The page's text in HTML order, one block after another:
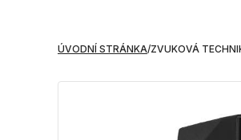
ÚVODNÍ STRÁNKA/ZVUKOVÁ